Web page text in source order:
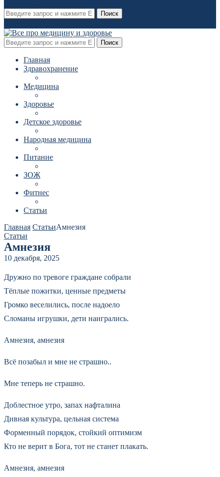
Поиск
Поиск
Главная
Здравохранение
Медицина
Здоровье
Детское здоровье
Народная медицина
Питание
ЗОЖ
Фитнес
Статьи
Главная СтатьиАмнезия
Статьи
Амнезия
10 декабря, 2025
Дружно по тревоге граждане собрали
Тёплые пожитки, ценные предметы
Громко веселились, после надоело
Сломаны игрушки, дети наигрались.
Амнезия, амнезия
Всё позабыл и мне не страшно..
Мне теперь не страшно.
Доблестное утро, запах нафталина
Дивная культура, цельная система
Форменный порядок, стойкий оптимизм
Кто не верит в Бога, тот не станет плакать.
Амнезия, амнезия